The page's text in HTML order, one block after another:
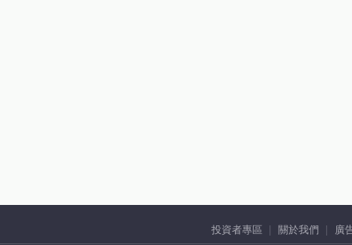
投資者專區 關於我們 廣